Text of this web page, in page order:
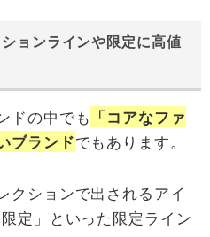
ョンラインや限定に高値
ドの中でも 「コアなファ
ブランドでもあります。
クションで出されるアイ
定」といった限定ライン